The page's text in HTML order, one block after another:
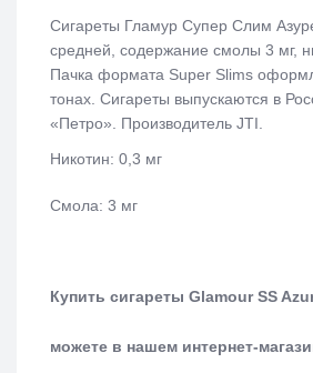
Сигареты Гламур Супер Слим
средней, содержание смолы 3 мг,
Пачка формата Super Slims
тонах. Сигареты выпускаются в
«Петро». Производитель JTI.
Никотин: 0,3 мг
Смола: 3 мг
Купить сигареты Glamour SS
можете в нашем интернет-